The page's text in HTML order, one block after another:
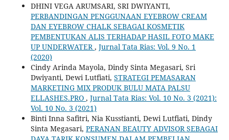
DHINI VEGA ARUMSARI, SRI DWIYANTI,
PERBANDINGAN PENGGUNAAN EYEBROW CREAM
DAN EYEBROW CHALK SEBAGAI KOSMETIK
PEMBENTUKAN ALIS TERHADAP HASIL FOTO MAKE
UP UNDERWATER , Jurnal Tata Rias: Vol. 9 No. 1
(2020)
Cindy Arinda Mayola, Dindy Sinta Megasari, Sri
Dwiyanti, Dewi Lutfiati, STRATEGI PEMASARAN
MARKETING MIX PRODUK BULU MATA PALSU
ELLASHES.PRO , Jurnal Tata Rias: Vol. 10 No. 3 (2021):
Vol. 10 No. 3 (2021)
Binti Inna Safitri, Nia Kusstianti, Dewi Lutfiati, Dindy
Sinta Megasari, PERANAN BEAUTY ADVISOR SEBAGAI